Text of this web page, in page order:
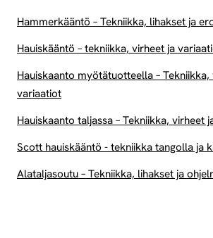
Hammerkääntö – Tekniikka, lihakset ja
Hauiskääntö – tekniikka, virheet ja
Hauiskaanto myötätuotteella – Tekniikka,
variaatiot
Hauiskaanto taljassa – Tekniikka, virheet
Scott hauiskääntö - tekniikka tangolla ja
Alataljasoutu – Tekniikka, lihakset ja